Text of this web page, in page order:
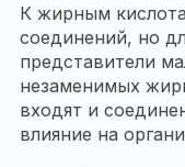
К жирным
соединений, но
представители
незаменимых
входят и
влияние на